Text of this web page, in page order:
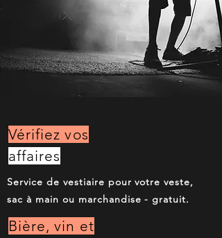
Vérifiez vos
affaires
Service de vestiaire pour votre veste,
sac à main ou marchandise - gratuit.
Bière, vin et